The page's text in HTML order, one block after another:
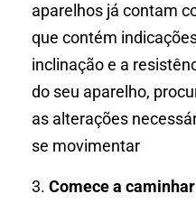
aparelhos já contam
que contém
inclinação e a
do seu aparelho,
as alterações
se movimentar
3. Comece a caminhar